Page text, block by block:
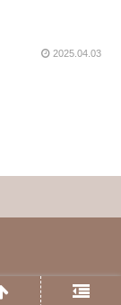
2025.04.03